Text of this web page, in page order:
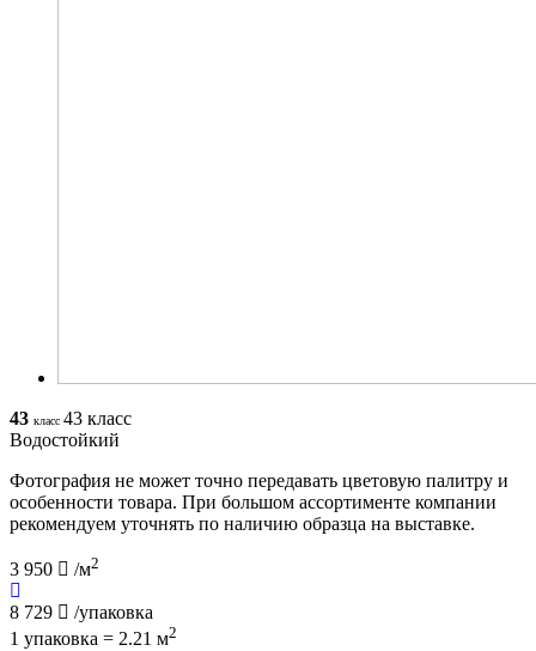
43 класс 43 класс
Водостойкий
Фотография не может точно передавать цветовую палитру и
особенности товара. При большом ассортименте компании
рекомендуем уточнять по наличию образца на выставке.
3 950 /м2
8 729
/упаковка
1 упаковка = 2.21 м2